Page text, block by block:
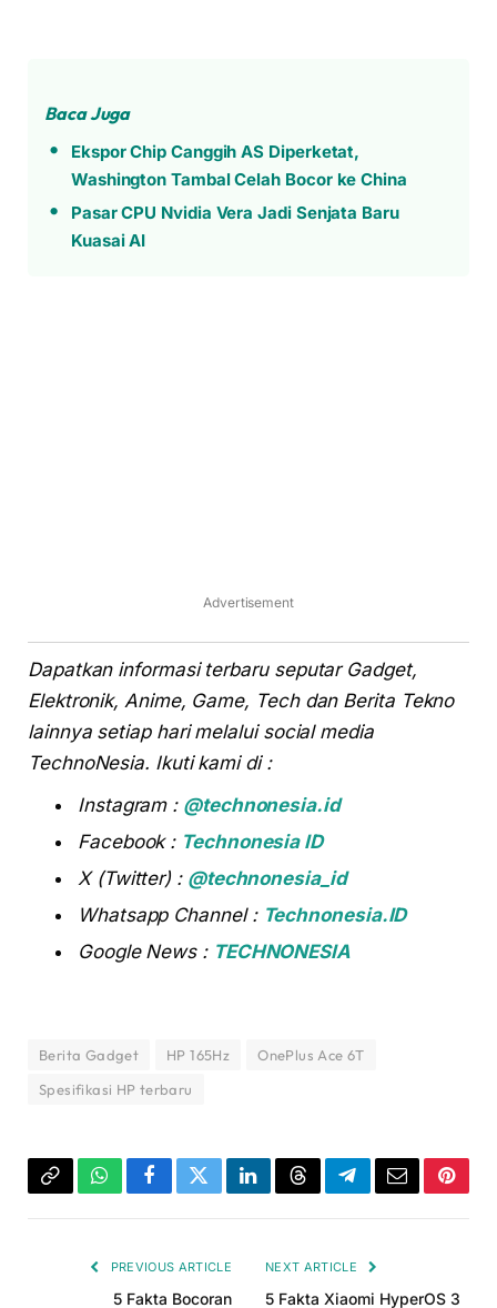
Baca Juga
Ekspor Chip Canggih AS Diperketat,
Washington Tambal Celah Bocor ke China
Pasar CPU Nvidia Vera Jadi Senjata Baru
Kuasai AI
Advertisement
Dapatkan informasi terbaru seputar Gadget,
Elektronik, Anime, Game, Tech dan Berita Tekno
lainnya setiap hari melalui social media
TechnoNesia. Ikuti kami di :
Instagram : @technonesia.id
Facebook : Technonesia ID
X (Twitter) : @technonesia_id
Whatsapp Channel : Technonesia.ID
Google News : TECHNONESIA
Berita Gadget HP 165Hz
OnePlus Ace 6T
Spesifikasi HP terbaru
Copy WhatsAppFacebookTwitterLinkedInThreadsTelegramEmail
PREVIOUS ARTICLE
5 Fakta Bocoran
NEXT ARTICLE
5 Fakta Xiaomi HyperOS 3